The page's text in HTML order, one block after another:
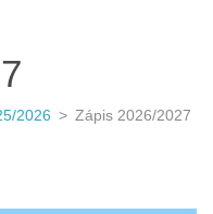
2026 > Zápis 2026/2027